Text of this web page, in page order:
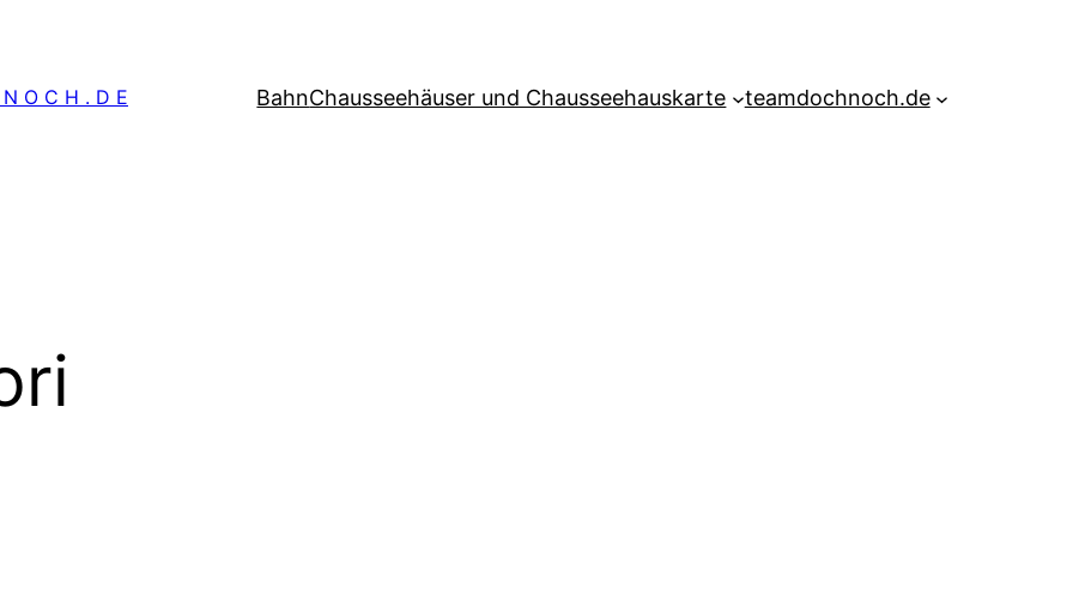
O C H . D E BahnChausseehäuser und Chausseehauskarte teamdochnoch.de